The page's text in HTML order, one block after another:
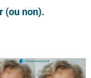
(ou non).